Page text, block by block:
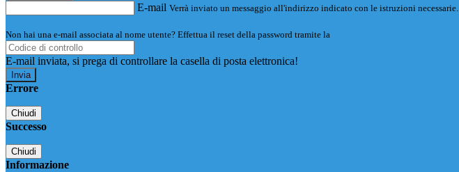
E-mail Verrà inviato un messaggio all'indirizzo indicato con le istruzioni necessarie.
Non hai una e-mail associata al nome utente? Effettua il reset della password tramite la
E-mail inviata, si prega di controllare la casella di posta elettronica!
Errore
Chiudi
Successo
Chiudi
Informazione